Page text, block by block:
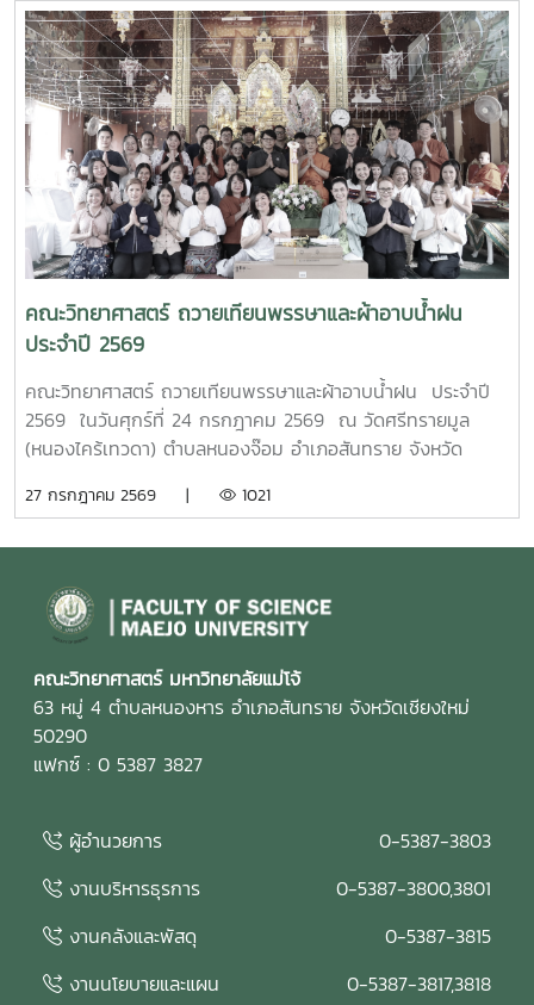
ครู และนักศึกษา แผนกวิชาเทคนิคการผลิต เข้าร่วมการอบรม
อย่างพร้อมเพรียง การอบรมครั้งนี้ได้รับเกียรติจาก ผู้ช่วย
ศาสตราจารย์ ดร.กนกวรรณ กรรเชียง และรองศาสตราจารย์
ดร.ชูพงษ์ ภาคภูมิ วิทยากรผู้ทรงคุณวุฒิจาก คณะวิทยาศาสตร์
มหาวิทยาลัยแม่โจ้ มาให้ความรู้ทั้งภาคทฤษฎีและภาคปฏิบัติเกี่ยว
กับการควบคุมแขนกลหุ่นยนต์ การประยุกต์ใช้งานในภาค
อุตสาหกรรม ตลอดจนการใช้งานเทคโนโลยีระบบอัตโนมัติ เพื่อให้
นักศึกษาได้เรียนรู้จากประสบการณ์จริงและสามารถนำองค์ความ
รู้ไปประยุกต์ใช้ในการเรียนและการประกอบอาชีพในอนาคต โดย
โครงการดังกล่าวมีวัตถุประสงค์เพื่อพัฒนาสมรรถนะด้าน
เทคโนโลยีและระบบอัตโนมัติ เสริมสร้างทักษะวิชาชีพที่สอดคล้อง
กับความต้องการของภาคอุตสาหกรรมยุคใหม่ พร้อมยกระดับ
ศักยภาพผู้เรียนให้มีความพร้อมเข้าสู่การทำงานในอุตสาหกรรม
4.0MTP : "ผู้นำการผลิตและพัฒนากำลังคนอาชีวศึกษาเฉพาะ
ทางสมรรรถนะสูง" 32 ปี MTP รั้ว ชมพู - ฟ้าดูรูปเพิ่มเติม :
https://drive.google.com/drive/folders/
คณะวิทยาศาสตร์ ถวายเทียนพรรษาและผ้าอาบน้ำฝน
ประจำปี 2569
คณะวิทยาศาสตร์ ถวายเทียนพรรษาและผ้าอาบน้ำฝน ประจำปี
2569 ในวันศุกร์ที่ 24 กรกฎาคม 2569 ณ วัดศรีทรายมูล
(หนองไคร้เทวดา) ตำบลหนองจ๊อม อำเภอสันทราย จังหวัด
27 กรกฎาคม 2569 | 1021
คณะวิทยาศาสตร์ มหาวิทยาลัยแม่โจ้
63 หมู่ 4 ตำบลหนองหาร อำเภอสันทราย จังหวัดเชียงใหม่
50290
แฟกซ์ : 0 5387 3827
ผู้อำนวยการ
0-5387-3803
งานบริหารธุรการ
0-5387-3800,3801
งานคลังและพัสดุ
0-5387-3815
งานนโยบายและแผน
0-5387-3817,3818